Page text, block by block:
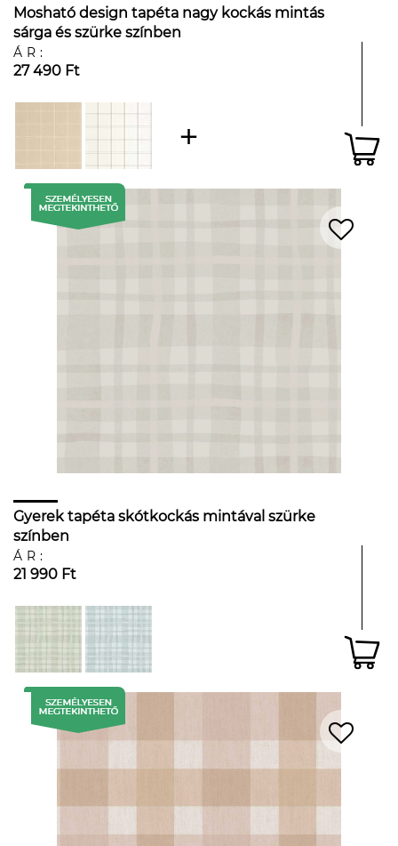
Mosható design tapéta nagy kockás mintás
sárga és szürke színben
ÁR:
27 490 Ft
Gyerek tapéta skótkockás mintával szürke
színben
ÁR:
21 990 Ft